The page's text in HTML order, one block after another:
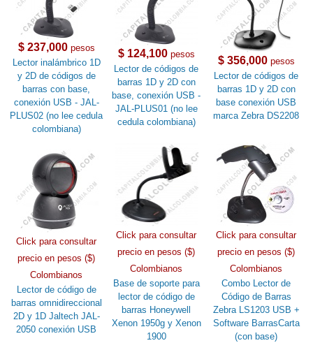
$ 237,000pesos
Lector inalámbrico 1D
y 2D de códigos de
barras con base,
conexión USB - JAL-
PLUS02 (no lee cedula
colombiana)
$ 124,100pesos
Lector de códigos de
barras 1D y 2D con
base, conexión USB -
JAL-PLUS01 (no lee
cedula colombiana)
$ 356,000pesos
Lector de códigos de
barras 1D y 2D con
base conexión USB
marca Zebra DS2208
Click para consultar
precio en pesos ($)
Colombianos
Lector de código de
barras omnidireccional
2D y 1D Jaltech JAL-
2050 conexión USB
Click para consultar
precio en pesos ($)
Colombianos
Base de soporte para
lector de código de
barras Honeywell
Xenon 1950g y Xenon
1900
Click para consultar
precio en pesos ($)
Colombianos
Combo Lector de
Código de Barras
Zebra LS1203 USB +
Software BarrasCarta
(con base)